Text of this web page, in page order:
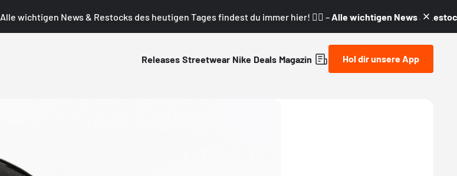
Alle wichtigen News & Restocks des heutigen Tages findest du immer hier! 👇🏼 – Alle wichtigen News &
Releases Streetwear Nike Deals Magazin Hol dir unsere App